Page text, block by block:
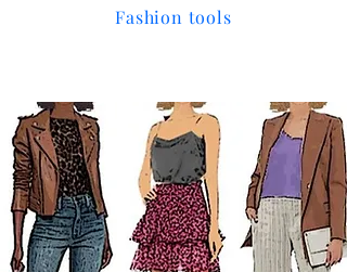
Fashion tools